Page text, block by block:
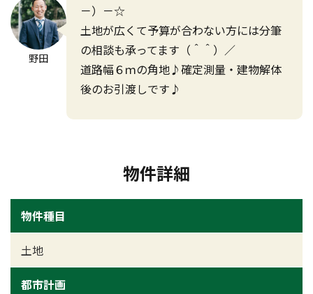
野田
－）－☆
土地が広くて予算が合わない方には分筆
の相談も承ってます（＾＾）／
道路幅６ｍの角地♪確定測量・建物解体
後のお引渡しです♪
物件詳細
物件種目
土地
都市計画